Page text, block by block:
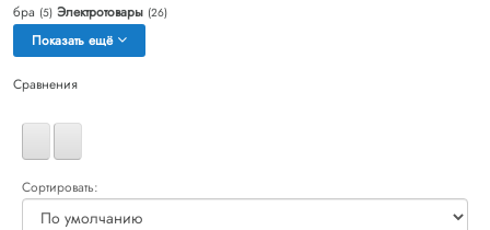
бра (5) Электротовары (26)
Показать ещё
Сравнения
Сортировать: